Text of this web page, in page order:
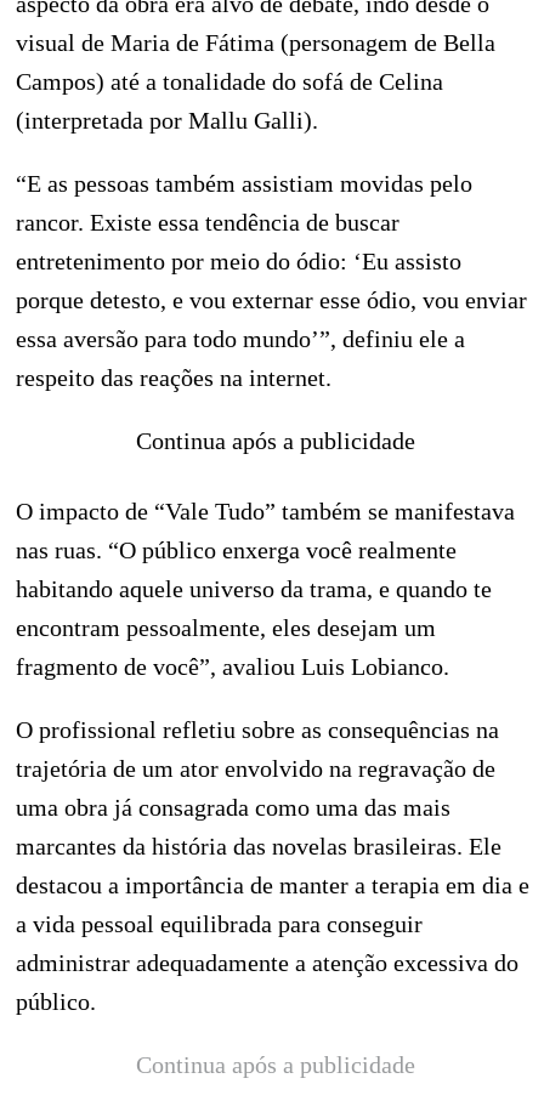
visual de Maria de Fátima (personagem de Bella
Campos) até a tonalidade do sofá de Celina
(interpretada por Mallu Galli).
“E as pessoas também assistiam movidas pelo
rancor. Existe essa tendência de buscar
entretenimento por meio do ódio: ‘Eu assisto
porque detesto, e vou externar esse ódio, vou enviar
essa aversão para todo mundo’”, definiu ele a
respeito das reações na internet.
Continua após a publicidade
O impacto de “Vale Tudo” também se manifestava
nas ruas. “O público enxerga você realmente
habitando aquele universo da trama, e quando te
encontram pessoalmente, eles desejam um
fragmento de você”, avaliou Luis Lobianco.
O profissional refletiu sobre as consequências na
trajetória de um ator envolvido na regravação de
uma obra já consagrada como uma das mais
marcantes da história das novelas brasileiras. Ele
destacou a importância de manter a terapia em dia e
a vida pessoal equilibrada para conseguir
administrar adequadamente a atenção excessiva do
público.
Continua após a publicidade